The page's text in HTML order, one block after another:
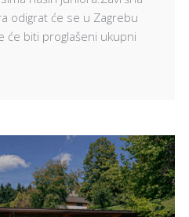
odigrat će se u Zagrebu
će biti proglašeni ukupni